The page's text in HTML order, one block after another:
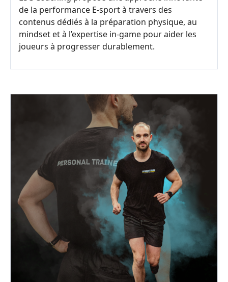
de la performance E-sport à travers des
contenus dédiés à la préparation physique, au
mindset et à l’expertise in-game pour aider les
joueurs à progresser durablement.